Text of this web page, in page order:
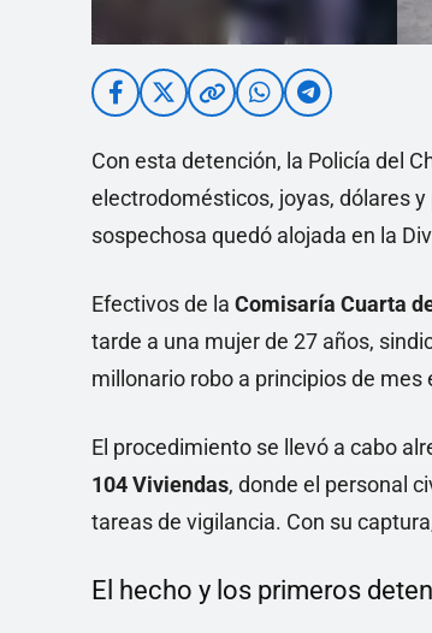
Con esta detención, la Policía del
electrodomésticos, joyas, dólares
sospechosa quedó alojada en la
Efectivos de la Comisaría Cuarta
tarde a una mujer de 27 años,
millonario robo a principios de mes
El procedimiento se llevó a cabo
104 Viviendas, donde el personal
tareas de vigilancia. Con su
El hecho y los primeros